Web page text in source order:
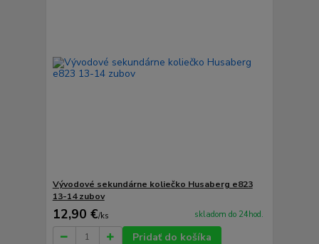
Vývodové sekundárne koliečko Husaberg e823
13-14 zubov
12,90 €/ks skladom do 24hod.
Pridať do košíka